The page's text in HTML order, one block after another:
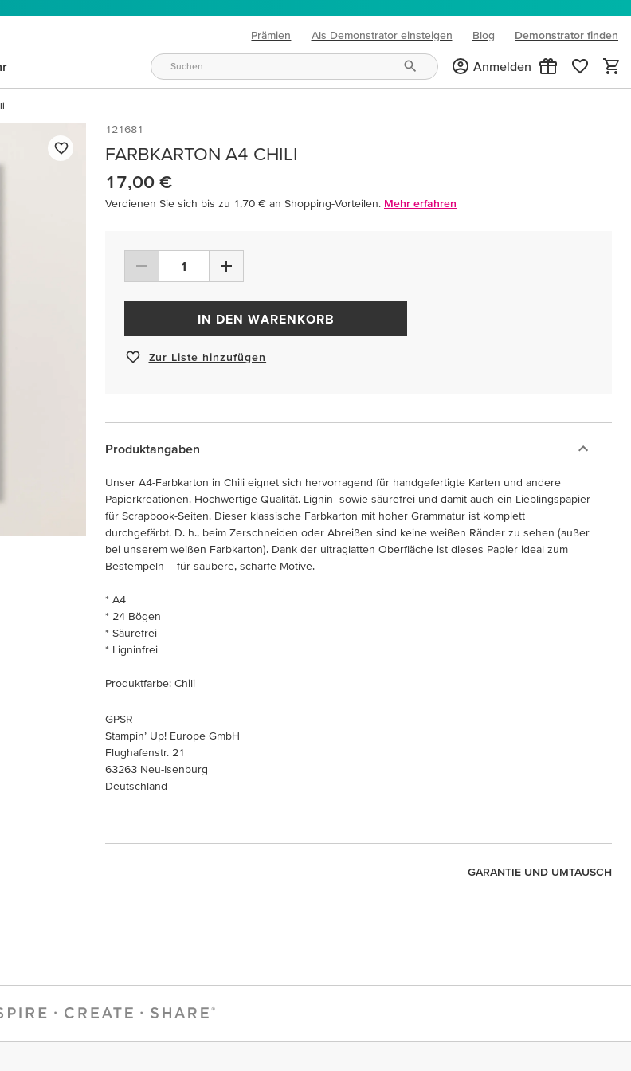
Prämien Als Demonstrator einsteigen Blog
(opens in new tab)
Demonstrator finden
Anmelden
121681
FARBKARTON A4 CHILI
17,00 €
Verdienen Sie sich bis zu 1,70 € an Shopping-Vorteilen. Mehr erfahren
IN DEN WARENKORB
Zur Liste hinzufügen
Produktangaben
Unser A4-Farbkarton in Chili eignet sich hervorragend für handgefertigte Karten und andere
Papierkreationen. Hochwertige Qualität. Lignin- sowie säurefrei und damit auch ein Lieblingspapier
für Scrapbook-Seiten. Dieser klassische Farbkarton mit hoher Grammatur ist komplett
durchgefärbt. D. h., beim Zerschneiden oder Abreißen sind keine weißen Ränder zu sehen (außer
bei unserem weißen Farbkarton). Dank der ultraglatten Oberfläche ist dieses Papier ideal zum
Bestempeln – für saubere, scharfe Motive.
* A4
* 24 Bögen
* Säurefrei
* Ligninfrei
Produktfarbe: Chili
GPSR
Stampin’ Up! Europe GmbH
Flughafenstr. 21
63263 Neu-Isenburg
Deutschland
GARANTIE UND UMTAUSCH